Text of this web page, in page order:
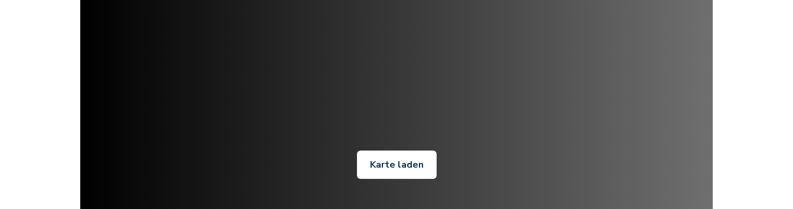
Karte laden